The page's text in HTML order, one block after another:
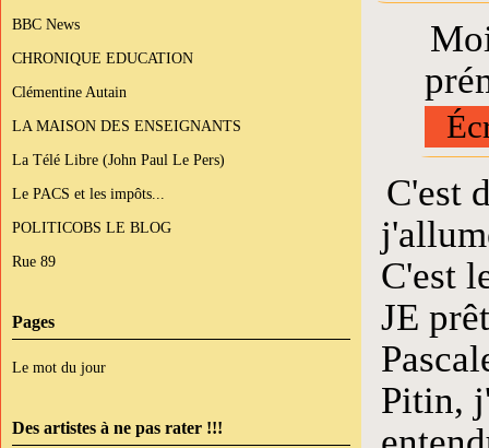
BBC News
CHRONIQUE EDUCATION
Clémentine Autain
LA MAISON DES ENSEIGNANTS
La Télé Libre (John Paul Le Pers)
Le PACS et les impôts...
POLITICOBS LE BLOG
Rue 89
Pages
Le mot du jour
Des artistes à ne pas rater !!!
C'est
C'est
JE
Pitin,